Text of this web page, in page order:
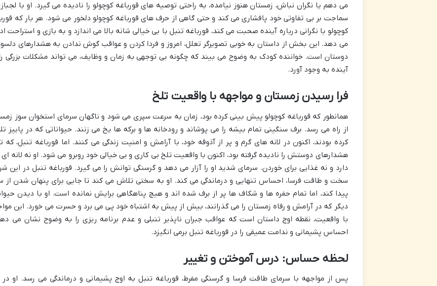
می دهم یا نگران نباش، زمستان هنوز نیامده، به راحتی توصیه های قورباغه کوچولو را نادیده می گیرد. او با
سماجت بر بی تفاوتی خود پافشاری می کند و حتی گاهی از حرف های قورباغه کوچولو دلخور می شود. هر بار که
کوچولو با نگرانی درباره آینده صحبت می کند، قورباغه تنبل با بی خیالی شانه بالا می اندازد و به بازی و استراحت
می دهد. این بخش از داستان به خوبی تصویرگر تعلل، امروز و فردا کردن و عواقب گوش ندادن به هشدارهای
دوستان است. خواننده کودک به وضوح می بیند که چگونه بی توجهی به زمان و وظایف، می تواند مشکلات بزرگی
آینده به وجود آورد.
فرا رسیدن زمستان و مواجهه با واقعیت تلخ
همانطور که قورباغه کوچولو پیش بینی کرده بود، زمان به سرعت سپری می شود و ناگهان سرمای استخوان سوز
از راه می رسد. برف سنگینی تمام بیشه را می پوشاند و رودخانه ها و برکه ها یخ می زنند. حیواناتی که در پاییز
کرده بودند، اکنون در لانه های گرم و پر از آذوقه خود، با آرامش و امنیت زندگی می کنند. اما قورباغه تنبل، که
هشدارهای دوستش را نادیده گرفته بود، اکنون با واقعیت تلخ بی کاری و بی خیالی خود روبرو می شود. او نه لانه ای
دارد و نه غذایی برای خوردن. سرمای شدید او را آزار می دهد و گرسنگی توانش را می گیرد. قورباغه تنبل در این
سخت و طاقت فرسا، احساس تنهایی و درماندگی می کند. او به سختی تلاش می کند تا جایی برای پنهان شدن از
پیدا کند، اما تمام حفره ها و شکاف ها پر از برف شده اند و هیچ پناهگاهی برایش نمانده است. او با دیدن
دیگر که در آرامش و رفاه زمستان را می گذرانند، بیش از پیش به اشتباه خود پی می برد و حسرت می خورد. این
با واقعیت، نقطه اوج داستان است که عواقب جبران ناپذیر تنبلی و عدم برنامه ریزی را به وضوح نشان می
احساس پشیمانی و ندامت عمیقی را در قورباغه تنبل برمی انگیزد.
لحظه حساس: درس آموختن و تغییر
پس از مواجهه با سرمای طاقت فرسا و گرسنگی مفرط، قورباغه تنبل به اوج پشیمانی و درماندگی می رسد. او در